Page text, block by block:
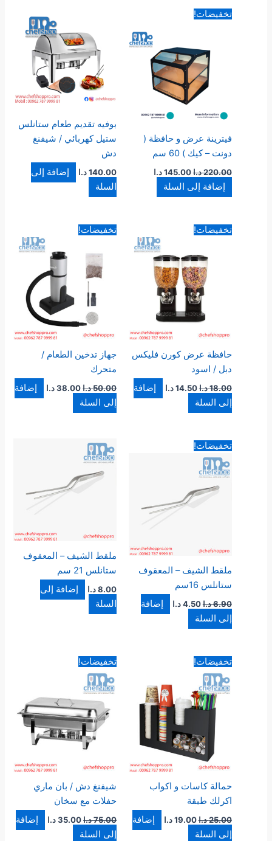
تخفيضات!
فيترينة عرض و حافظة (
دونت – كيك ) 60 سم
220.00د.ا145.00 د.ا
هو:
145.00 د.ا.
إضافة إلى السلة
بوفيه تقديم طعام ستانلس
ستيل كهربائي / شيفنغ
دش
140.00د.ا
إضافة إلى
السلة
تخفيضات!
حافظة عرض كورن فليكس
دبل / اسود
18.00د.ا
السعر
الأصلي
18.00 د.ا.
14.50 د.ا
الحالي
هو:
14.50 د.ا.
إضافة
إلى السلة
تخفيضات!
جهاز تدخين الطعام /
متحرك
50.00د.ا
السعر
الأصلي
50.00 د.ا.
38.00د.ا
الحالي
هو:
إضافة
إلى السلة
تخفيضات!
ملقط الشيف – المعقوف
ستانلس 16سم
6.90د.ا
السعر
الأصلي
6.90 د.ا.
4.50 د.ا
إضافة
إلى السلة
ملقط الشيف – المعقوف
ستانلس 21 سم
8.00د.ا
إضافة إلى
السلة
تخفيضات!
حمالة كاسات و اكواب
اكرلك طبقة
25.00د.ا
السعر
الأصلي
25.00 د.ا.
19.00 د.ا
19.00 د.ا.
إضافة
إلى السلة
تخفيضات!
شيفنغ دش / بان ماري
حفلات مع سخان
75.00د.ا
السعر
الأصلي
35.00د.ا
إضافة
إلى السلة